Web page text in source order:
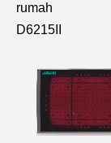
rumah
D6215II